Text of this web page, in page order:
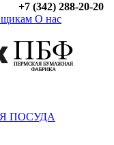
+7 (342) 288-20-20
О нас
ПОСУДА